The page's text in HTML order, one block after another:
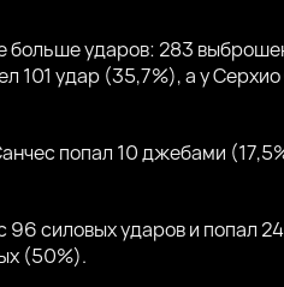
больше ударов: 283
101 удар (35,7%), а у
попал 10 джебами
силовых ударов и попал
(50%).